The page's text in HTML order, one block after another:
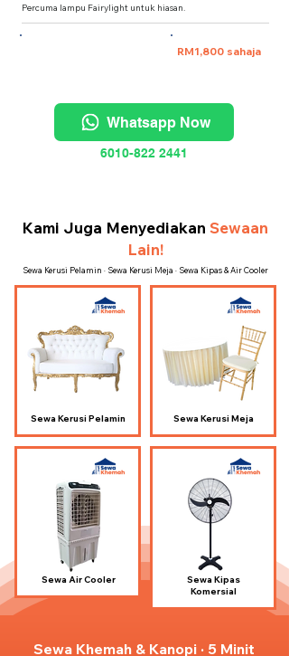
Percuma lampu Fairylight untuk hiasan.
RM1,800 sahaja
Whatsapp Now
6010-822 2441
Kami Juga Menyediakan Sewaan
Lain!
Sewa Kerusi Pelamin · Sewa Kerusi Meja · Sewa Kipas & Air Cooler
Sewa Kerusi Pelamin
Sewa Air Cooler
Sewa Kerusi Meja
Sewa Kipas
Komersial
Sewa Khemah & Kanopi · 5 Minit